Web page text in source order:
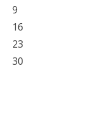
9
16
23
30